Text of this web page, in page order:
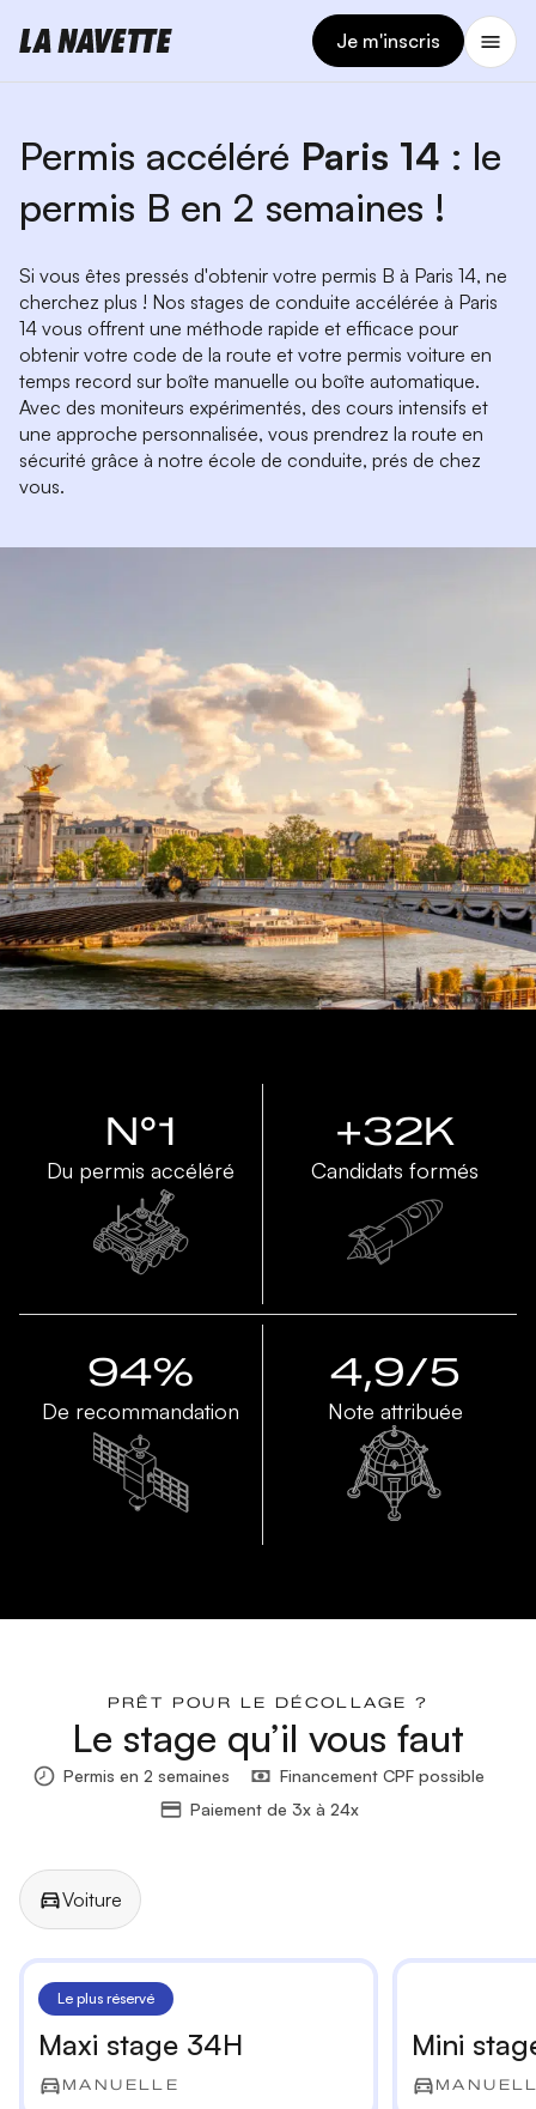
Je m'inscris
Permis accéléré Paris 14 : le
permis B en 2 semaines !
Si vous êtes pressés d'obtenir votre permis B à Paris 14, ne
cherchez plus ! Nos stages de conduite accélérée à Paris
14 vous offrent une méthode rapide et efficace pour
obtenir votre code de la route et votre permis voiture en
temps record sur boîte manuelle ou boîte automatique.
Avec des moniteurs expérimentés, des cours intensifs et
une approche personnalisée, vous prendrez la route en
sécurité grâce à notre école de conduite, prés de chez
vous.
N°1
Du permis accéléré
+32K
Candidats formés
94%
De recommandation
4,9/5
Note attribuée
PRÊT POUR LE DÉCOLLAGE ?
Le stage qu’il vous faut
Permis en 2 semaines
Financement CPF possible
Paiement de 3x à 24x
Voiture
Le plus réservé
Maxi stage 34H
MANUELLE
Mini